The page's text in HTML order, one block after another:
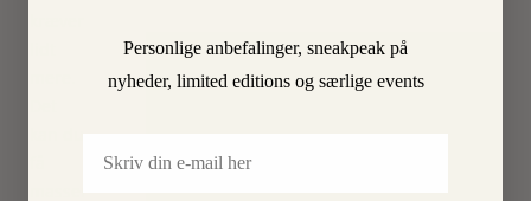
Personlige anbefalinger, sneakpeak på
nyheder, limited editions og særlige events